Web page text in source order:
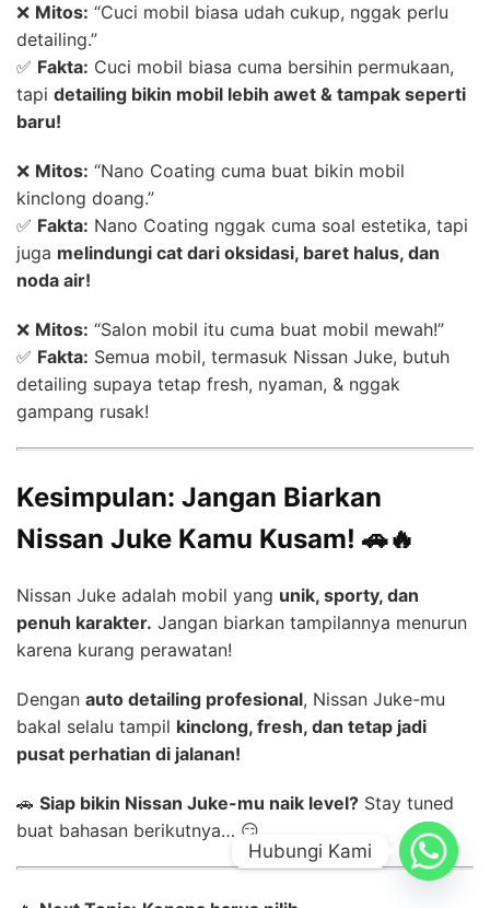
❌ Mitos: “Cuci mobil biasa udah cukup, nggak perlu
detailing.”
✅ Fakta: Cuci mobil biasa cuma bersihin permukaan,
tapi detailing bikin mobil lebih awet & tampak seperti
baru!
❌ Mitos: “Nano Coating cuma buat bikin mobil
kinclong doang.”
✅ Fakta: Nano Coating nggak cuma soal estetika, tapi
juga melindungi cat dari oksidasi, baret halus, dan
noda air!
❌ Mitos: “Salon mobil itu cuma buat mobil mewah!”
✅ Fakta: Semua mobil, termasuk Nissan Juke, butuh
detailing supaya tetap fresh, nyaman, & nggak
gampang rusak!
Kesimpulan: Jangan Biarkan
Nissan Juke Kamu Kusam! 🚗🔥
Nissan Juke adalah mobil yang unik, sporty, dan
penuh karakter. Jangan biarkan tampilannya menurun
karena kurang perawatan!
Dengan auto detailing profesional, Nissan Juke-mu
bakal selalu tampil kinclong, fresh, dan tetap jadi
pusat perhatian di jalanan!
🚗 Siap bikin Nissan Juke-mu naik level? Stay tuned
buat bahasan berikutnya… 😏
Hubungi Kami